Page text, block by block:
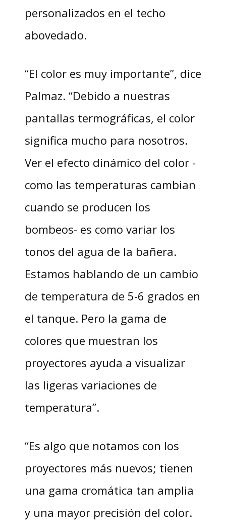
personalizados en el techo
abovedado.
“El color es muy importante”, dice
Palmaz. “Debido a nuestras
pantallas termográficas, el color
significa mucho para nosotros.
Ver el efecto dinámico del color -
como las temperaturas cambian
cuando se producen los
bombeos- es como variar los
tonos del agua de la bañera.
Estamos hablando de un cambio
de temperatura de 5-6 grados en
el tanque. Pero la gama de
colores que muestran los
proyectores ayuda a visualizar
las ligeras variaciones de
temperatura”.
“Es algo que notamos con los
proyectores más nuevos; tienen
una gama cromática tan amplia
y una mayor precisión del color.